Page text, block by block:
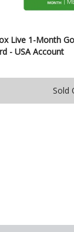
Live 1-Month
- USA Account
Sold